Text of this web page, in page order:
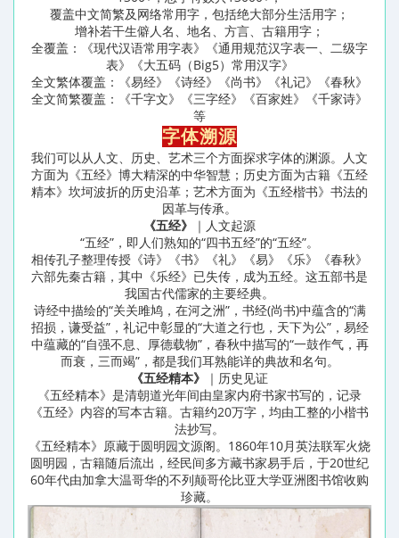
覆盖中文简繁及网络常用字，包括绝大部分生活用字；
增补若干生僻人名、地名、方言、古籍用字；
全覆盖：《现代汉语常用字表》《通用规范汉字表一、二级字
表》《大五码（Big5）常用汉字》
全文繁体覆盖：《易经》《诗经》《尚书》《礼记》《春秋》
全文简繁覆盖：《千字文》《三字经》《百家姓》《千家诗》
等
字体溯源
我们可以从人文、历史、艺术三个方面探求字体的渊源。人文
方面为《五经》博大精深的中华智慧；历史方面为古籍《五经
精本》坎坷波折的历史沿革；艺术方面为《五经楷书》书法的
因革与传承。
《五经》
｜人文起源
“五经”，即人们熟知的“四书五经”的“五经”。
相传孔子整理传授《诗》《书》《礼》《易》《乐》《春秋》
六部先秦古籍，其中《乐经》已失传，成为五经。这五部书是
我国古代儒家的主要经典。
诗经中描绘的“关关雎鸠，在河之洲”，书经(尚书)中蕴含的“满
招损，谦受益”，礼记中彰显的“大道之行也，天下为公”，易经
中蕴藏的“自强不息、厚德载物”，春秋中描写的“一鼓作气，再
而衰，三而竭”，都是我们耳熟能详的典故和名句。
《五经精本》
｜历史见证
《五经精本》是清朝道光年间由皇家内府书家书写的，记录
《五经》内容的写本古籍。古籍约20万字，均由工整的小楷书
法抄写。
《五经精本》原藏于圆明园文源阁。1860年10月英法联军火烧
圆明园，古籍随后流出，经民间多方藏书家易手后，于20世纪
60年代由加拿大温哥华的不列颠哥伦比亚大学亚洲图书馆收购
珍藏。